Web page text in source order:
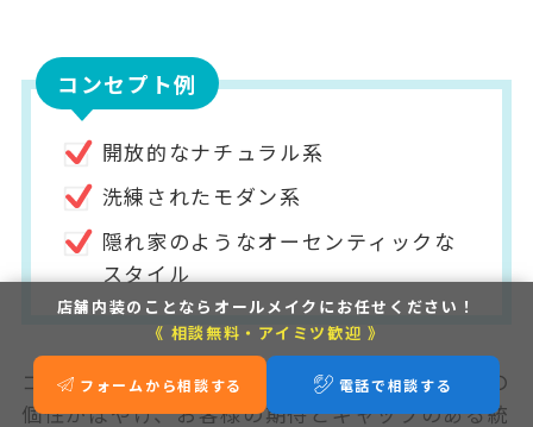
コンセプト例
開放的なナチュラル系
洗練されたモダン系
隠れ家のようなオーセンティックな
スタイル
コンセプトが曖昧なまま内装を進めると、お店の
個性がぼやけ、お客様の期待とギャップのある統
店舗内装のことなら オールメイクにお任せください！
《 相談無料・アイミツ歓迎 》
フォームから相談する 電話で相談する